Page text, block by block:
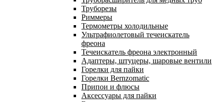
Труборезы
Риммеры
Термометры холодильные
Ультрафиолетовый течеискатель
фреона
Течеискатель фреона электронный
Адаптеры, штуцеры, шаровые вентили
Горелки для пайки
Горелки Bernzomatic
Припои и флюсы
Аксессуары для пайки